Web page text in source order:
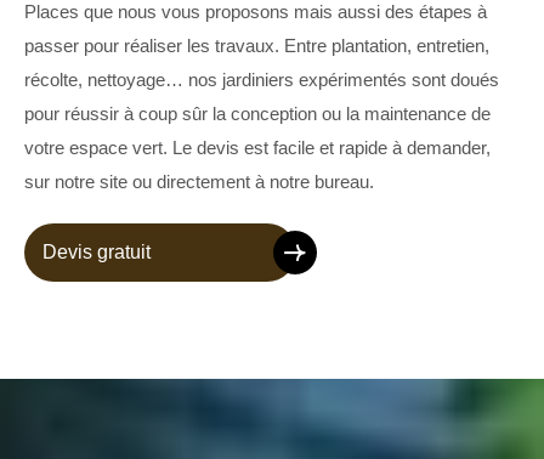
Places que nous vous proposons mais aussi des étapes à
passer pour réaliser les travaux. Entre plantation, entretien,
récolte, nettoyage… nos jardiniers expérimentés sont doués
pour réussir à coup sûr la conception ou la maintenance de
votre espace vert. Le devis est facile et rapide à demander,
sur notre site ou directement à notre bureau.
Devis gratuit